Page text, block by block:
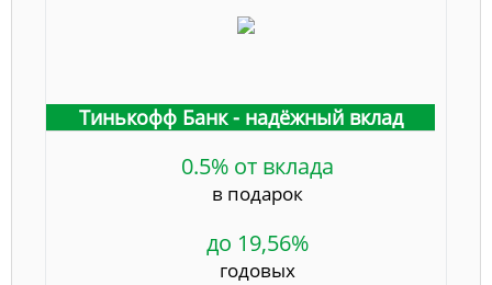
Тинькофф Банк - надёжный вклад
0.5% от вклада
в подарок
до 19,56%
годовых